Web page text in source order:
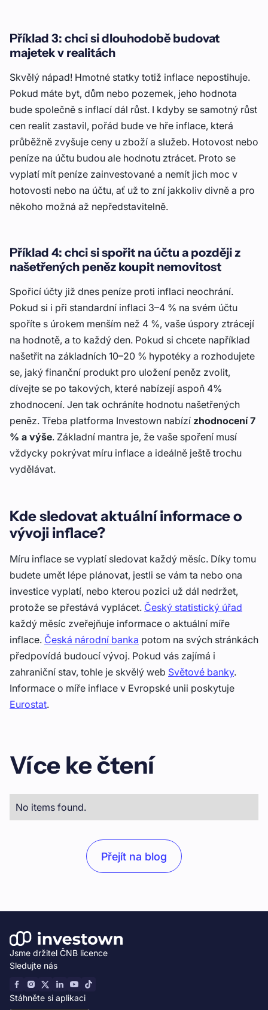
Příklad 3: chci si dlouhodobě budovat
majetek v realitách
Skvělý nápad! Hmotné statky totiž inflace nepostihuje.
Pokud máte byt, dům nebo pozemek, jeho hodnota
bude společně s inflací dál růst. I kdyby se samotný růst
cen realit zastavil, pořád bude ve hře inflace, která
průběžně zvyšuje ceny u zboží a služeb. Hotovost nebo
peníze na účtu budou ale hodnotu ztrácet. Proto se
vyplatí mít peníze zainvestované a nemít jich moc v
hotovosti nebo na účtu, ať už to zní jakkoliv divně a pro
někoho možná až nepředstavitelně.
Příklad 4: chci si spořit na účtu a později z
našetřených peněz koupit nemovitost
Spořicí účty již dnes peníze proti inflaci neochrání.
Pokud si i při standardní inflaci 3–4 % na svém účtu
spoříte s úrokem menším než 4 %, vaše úspory ztrácejí
na hodnotě, a to každý den. Pokud si chcete například
našetřit na základních 10–20 % hypotéky a rozhodujete
se, jaký finanční produkt pro uložení peněz zvolit,
dívejte se po takových, které nabízejí aspoň 4%
zhodnocení. Jen tak ochráníte hodnotu našetřených
peněz. Třeba platforma Investown nabízí zhodnocení 7
% a výše. Základní mantra je, že vaše spoření musí
vždycky pokrývat míru inflace a ideálně ještě trochu
vydělávat.
Kde sledovat aktuální informace o
vývoji inflace?
Míru inflace se vyplatí sledovat každý měsíc. Díky tomu
budete umět lépe plánovat, jestli se vám ta nebo ona
investice vyplatí, nebo kterou pozici už dál nedržet,
protože se přestává vyplácet. Český statistický úřad
každý měsíc zveřejňuje informace o aktuální míře
inflace. Česká národní banka potom na svých stránkách
předpovídá budoucí vývoj. Pokud vás zajímá i
zahraniční stav, tohle je skvělý web Světové banky.
Informace o míře inflace v Evropské unii poskytuje
Eurostat.
Více ke čtení
No items found.
Přejít na blog
Jsme držitel ČNB licence
Sledujte nás
Stáhněte si aplikaci